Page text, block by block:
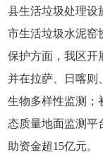
县生活垃圾处理设
市生活垃圾水泥窑
保护方面，我区开
并在拉萨、日喀则
生物多样性监测；
态质量地面监测平
助资金超15亿元。